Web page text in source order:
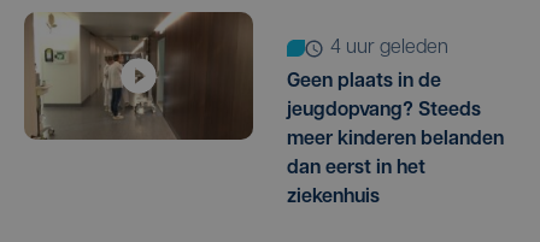
4 uur geleden
Geen plaats in de
jeugdopvang? Steeds
meer kinderen belanden
dan eerst in het
ziekenhuis